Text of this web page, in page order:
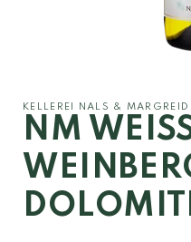
Modal
öffnen
KELLEREI NALS & MARGREID
NM